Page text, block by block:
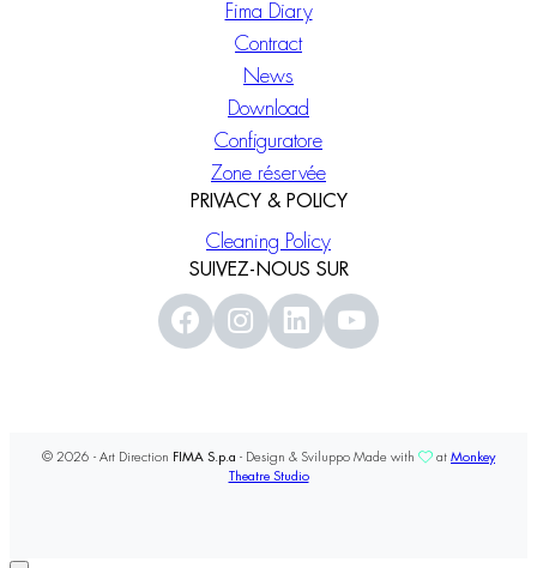
Fima Diary
Contract
News
Download
Configuratore
Zone réservée
PRIVACY & POLICY
Cleaning Policy
SUIVEZ-NOUS SUR
© 2026 - Art Direction FIMA S.p.a - Design & Sviluppo Made with at Monkey
Theatre Studio